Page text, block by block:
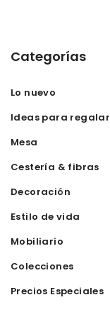
Categorías
Lo nuevo
Ideas para regalar
Mesa
Cestería & fibras
Decoración
Estilo de vida
Mobiliario
Colecciones
Precios Especiales